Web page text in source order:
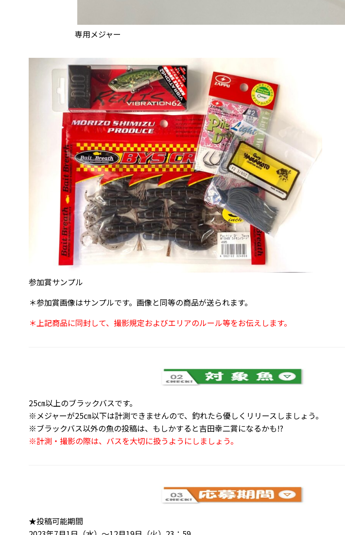
専用メジャー
参加賞サンプル
＊参加賞画像はサンプルです。画像と同等の商品が送られます。
＊上記商品に同封して、撮影規定およびエリアのルール等をお伝えします。
25㎝以上のブラックバスです。
※メジャーが25㎝以下は計測できませんので、釣れたら優しくリリースしましょう。
※ブラックバス以外の魚の投稿は、もしかすると吉田幸二賞になるかも!?
※計測・撮影の際は、バスを大切に扱うようにしましょう。
★投稿可能期間